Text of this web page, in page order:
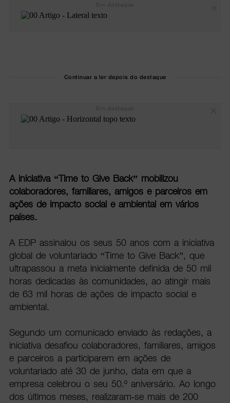
Continuar a ler depois do destaque
A iniciativa “Time to Give Back” mobilizou
colaboradores, familiares, amigos e parceiros em
ações de impacto social e ambiental em vários
países.
A EDP assinalou os seus 50 anos com a iniciativa
global de voluntariado “Time to Give Back”, que
ultrapassou a meta inicialmente definida de 50 mil
horas dedicadas às comunidades, ao atingir mais
de 63 mil horas de ações de impacto social e
ambiental.
Segundo um comunicado enviado às redações, a
iniciativa desafiou colaboradores, familiares, amigos
e parceiros a participarem em ações de
voluntariado até 30 de junho, data em que a
empresa celebrou o seu 50.º aniversário. Ao longo
dos últimos meses, realizaram-se mais de 200